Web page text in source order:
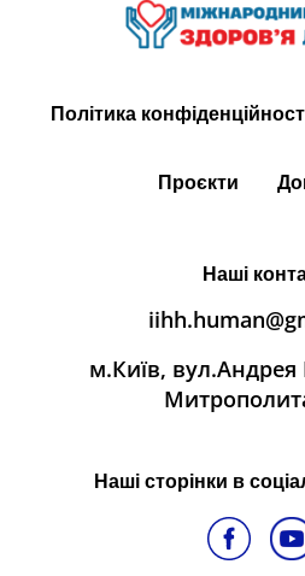
Політика
Проєкти
Наші
м.Київ,
Наші сторінки в